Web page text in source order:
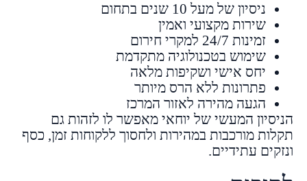
ניסיון של מעל 10 שנים בתחום
שירות מקצועי ואמין
זמינות 24/7 למקרי חירום
שימוש בטכנולוגיה מתקדמת
יחס אישי ושקיפות מלאה
פתרונות ללא הרס מיותר
הגעה מהירה לאזור המרכז
הניסיון המעשי של יוחאי מאפשר לו לזהות גם
תקלות מורכבות במהירות ולחסוך ללקוחות זמן, כסף
ונזקים עתידיים.